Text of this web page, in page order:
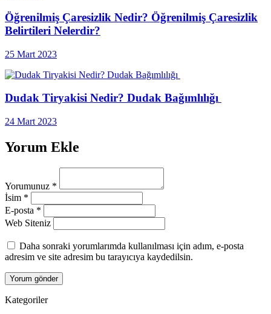
Öğrenilmiş Çaresizlik Nedir? Öğrenilmiş Çaresizlik
Belirtileri Nelerdir?
25 Mart 2023
Dudak Tiryakisi Nedir? Dudak Bağımlılığı
24 Mart 2023
Yorum Ekle
Yorumunuz *
İsim *
E-posta *
Web Siteniz
Daha sonraki yorumlarımda kullanılması için adım, e-posta
adresim ve site adresim bu tarayıcıya kaydedilsin.
Kategoriler